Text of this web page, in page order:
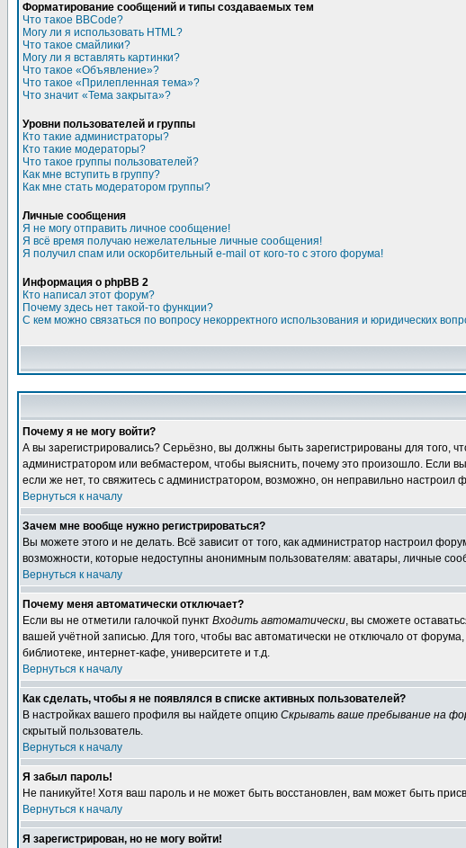
Форматирование сообщений и типы создаваемых тем
Что такое BBCode?
Могу ли я использовать HTML?
Что такое смайлики?
Могу ли я вставлять картинки?
Что такое «Объявление»?
Что такое «Прилепленная тема»?
Что значит «Тема закрыта»?
Уровни пользователей и группы
Кто такие администраторы?
Кто такие модераторы?
Что такое группы пользователей?
Как мне вступить в группу?
Как мне стать модератором группы?
Личные сообщения
Я не могу отправить личное сообщение!
Я всё время получаю нежелательные личные сообщения!
Я получил спам или оскорбительный e-mail от кого-то с этого форума!
Информация о phpBB 2
Кто написал этот форум?
Почему здесь нет такой-то функции?
С кем можно связаться по вопросу некорректного использования и юридических
Почему я не могу войти?
А вы зарегистрировались? Серьёзно, вы должны быть зарегистрированы для того,
администратором или вебмастером, чтобы выяснить, почему это произошло. Если
если же нет, то свяжитесь с администратором, возможно, он неправильно настроил
Вернуться к началу
Зачем мне вообще нужно регистрироваться?
Вы можете этого и не делать. Всё зависит от того, как администратор настроил
возможности, которые недоступны анонимным пользователям: аватары, личные
Вернуться к началу
Почему меня автоматически отключает?
Если вы не отметили галочкой пункт Входить автоматически, вы сможете
вашей учётной записью. Для того, чтобы вас автоматически не отключало от
библиотеке, интернет-кафе, университете и т.д.
Вернуться к началу
Как сделать, чтобы я не появлялся в списке активных пользователей?
В настройках вашего профиля вы найдете опцию Скрывать ваше пребывание на
скрытый пользователь.
Вернуться к началу
Я забыл пароль!
Не паникуйте! Хотя ваш пароль и не может быть восстановлен, вам может быть
Вернуться к началу
Я зарегистрирован, но не могу войти!